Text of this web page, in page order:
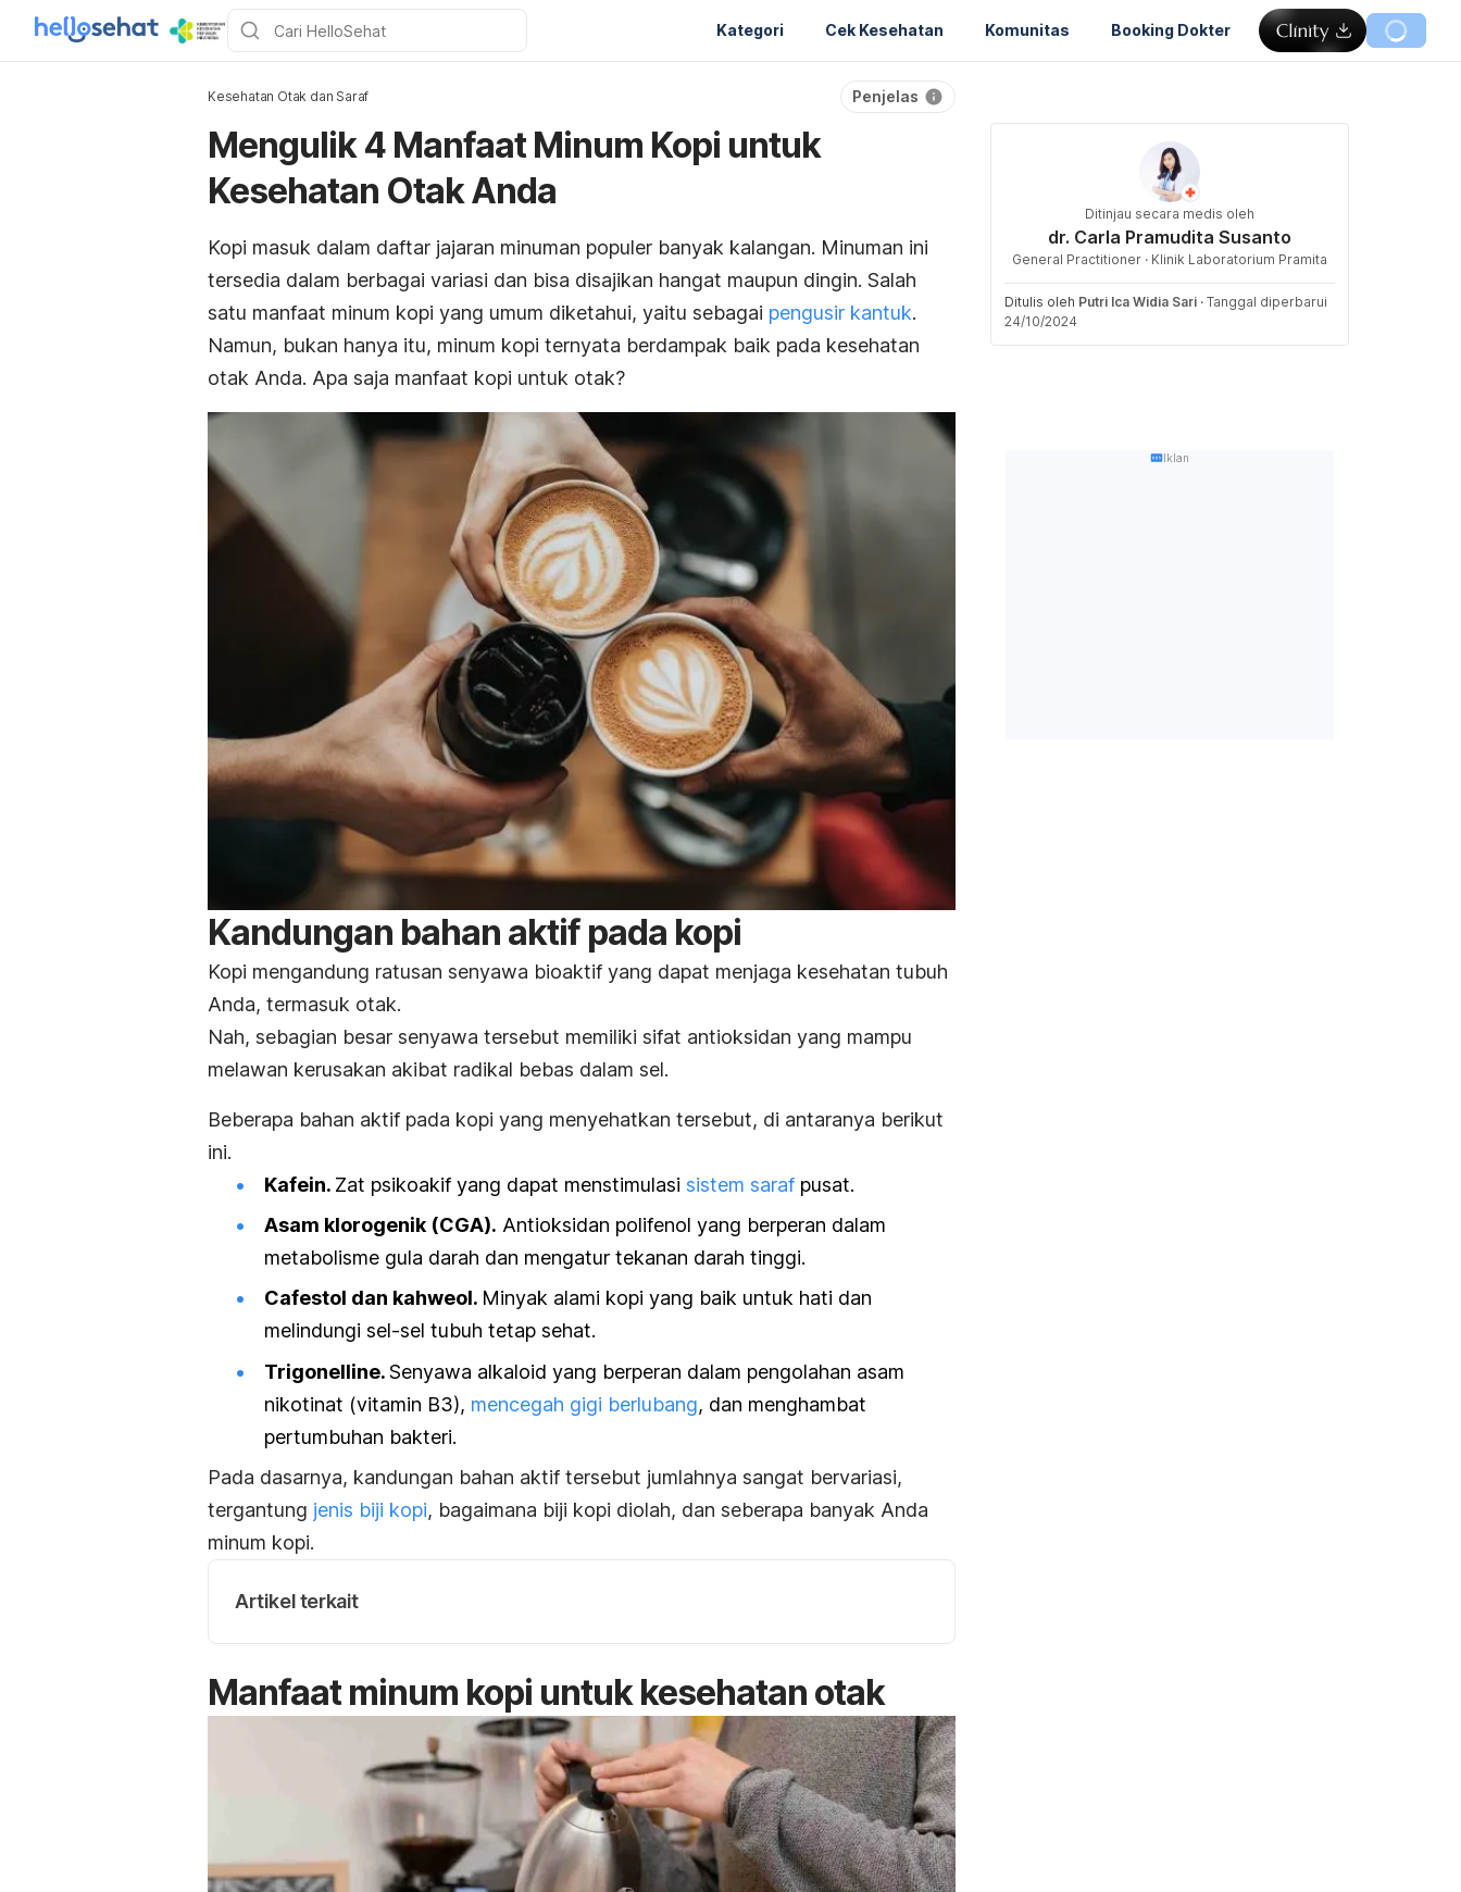
Kategori Cek Kesehatan Komunitas Booking Dokter
Kesehatan Otak dan Saraf Penjelas
Mengulik 4 Manfaat Minum Kopi untuk
Kesehatan Otak Anda
Kopi masuk dalam daftar jajaran minuman populer banyak kalangan. Minuman ini
tersedia dalam berbagai variasi dan bisa disajikan hangat maupun dingin. Salah
satu manfaat minum kopi yang umum diketahui, yaitu sebagai pengusir kantuk.
Namun, bukan hanya itu, minum kopi ternyata berdampak baik pada kesehatan
otak Anda. Apa saja manfaat kopi untuk otak?
Kandungan bahan aktif pada kopi
Kopi mengandung ratusan senyawa bioaktif yang dapat menjaga kesehatan tubuh
Anda, termasuk otak.
Nah, sebagian besar senyawa tersebut memiliki sifat antioksidan yang mampu
melawan kerusakan akibat radikal bebas dalam sel.
Beberapa bahan aktif pada kopi yang menyehatkan tersebut, di antaranya berikut
ini.
Kafein. Zat psikoakif yang dapat menstimulasi sistem saraf pusat.
Asam klorogenik (CGA). Antioksidan polifenol yang berperan dalam
metabolisme gula darah dan mengatur tekanan darah tinggi.
Cafestol dan kahweol. Minyak alami kopi yang baik untuk hati dan
melindungi sel-sel tubuh tetap sehat.
Trigonelline.Senyawa alkaloid yang berperan dalam pengolahan asam
nikotinat (vitamin B3), mencegah gigi berlubang, dan menghambat
pertumbuhan bakteri.
Pada dasarnya, kandungan bahan aktif tersebut jumlahnya sangat bervariasi,
tergantung jenis biji kopi, bagaimana biji kopi diolah, dan seberapa banyak Anda
minum kopi.
Artikel terkait
Manfaat minum kopi untuk kesehatan otak
Ditinjau secara medis oleh
dr. Carla Pramudita Susanto
General Practitioner · Klinik Laboratorium Pramita
Ditulis oleh Putri Ica Widia Sari · Tanggal diperbarui
24/10/2024
Iklan